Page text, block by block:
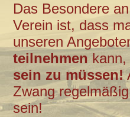
Das Besondere
Verein ist, dass
unseren
teilnehmen kann,
sein zu müssen!
Zwang
sein!